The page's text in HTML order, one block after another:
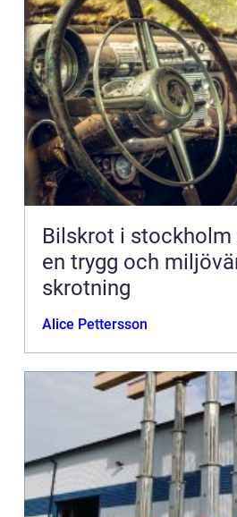
Bilskrot i stockholm så fungerar
en trygg och
skrotning
Alice Pettersson